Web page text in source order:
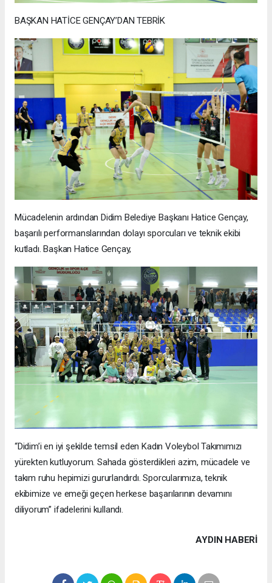
BAŞKAN HATİCE GENÇAY’DAN TEBRİK
Mücadelenin ardından Didim Belediye Başkanı Hatice Gençay,
başarılı performanslarından dolayı sporcuları ve teknik ekibi
kutladı. Başkan Hatice Gençay,
“Didim’i en iyi şekilde temsil eden Kadın Voleybol Takımımızı
yürekten kutluyorum. Sahada gösterdikleri azim, mücadele ve
takım ruhu hepimizi gururlandırdı. Sporcularımıza, teknik
ekibimize ve emeği geçen herkese başarılarının devamını
diliyorum” ifadelerini kullandı.
AYDIN HABERİ